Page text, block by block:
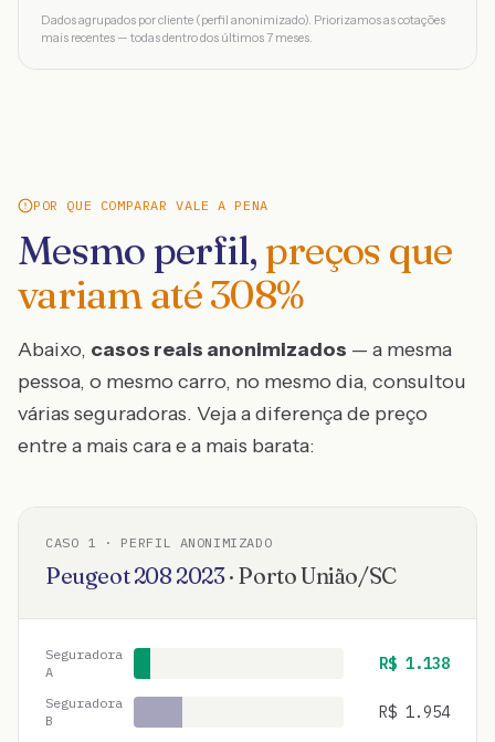
Dados agrupados por cliente (perfil anonimizado). Priorizamos as cotações
mais recentes — todas dentro dos últimos 7 meses.
POR QUE COMPARAR VALE A PENA
Mesmo perfil, preços que
variam até308%
Abaixo, casos reais anonimizados — a mesma
pessoa, o mesmo carro, no mesmo dia, consultou
várias seguradoras. Veja a diferença de preço
entre a mais cara e a mais barata:
CASO 1 · PERFIL ANONIMIZADO
Peugeot208 2023· Porto União/SC
Seguradora
A
R$ 1.138
Seguradora
B
R$ 1.954